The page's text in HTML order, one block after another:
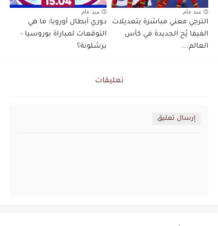
منذ عام
الترجي معني مباشرة بتعديلات
الفيفا يُح الجديدة في كأس
العالم...
منذ عام
دوري أبطال أوروبا: ما هي
التوقعات لمباراة بوروسيا -
برشلونة؟
تعليقات
إرسال تعليق